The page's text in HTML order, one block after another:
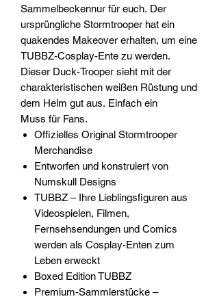
Sammelbeckennur für euch. Der
ursprüngliche Stormtrooper hat ein
quakendes Makeover erhalten, um eine
TUBBZ-Cosplay-Ente zu werden.
Dieser Duck-Trooper sieht mit der
charakteristischen weißen Rüstung und
dem Helm gut aus. Einfach ein
Muss für Fans.
Offizielles Original Stormtrooper
Merchandise
Entworfen und konstruiert von
Numskull Designs
TUBBZ – Ihre Lieblingsfiguren aus
Videospielen, Filmen,
Fernsehsendungen und Comics
werden als Cosplay-Enten zum
Leben erweckt
Boxed Edition TUBBZ
Premium-Sammlerstücke –